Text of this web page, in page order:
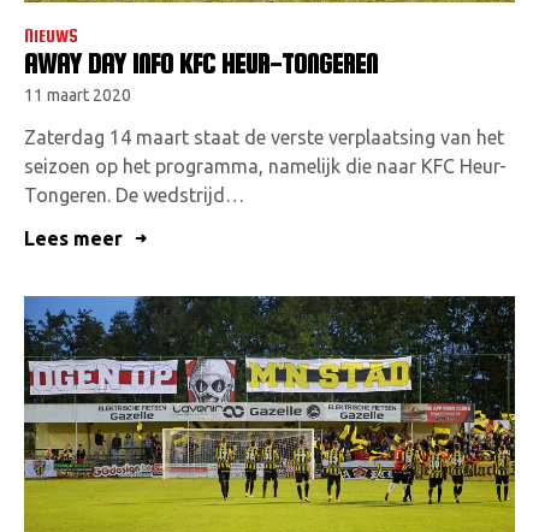
NIEUWS
AWAY DAY INFO KFC HEUR-TONGEREN
11 maart 2020
Zaterdag 14 maart staat de verste verplaatsing van het
seizoen op het programma, namelijk die naar KFC Heur-
Tongeren. De wedstrijd…
Lees meer